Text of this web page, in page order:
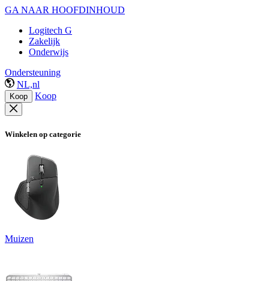
GA NAAR HOOFDINHOUD
Logitech G
Zakelijk
Onderwijs
Ondersteuning
NL,nl
Koop Koop
Winkelen op categorie
Muizen